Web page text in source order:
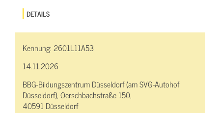
DETAILS
Kennung:2601L11A53
14.11.2026
BBG-Bildungszentrum Düsseldorf (am SVG-Autohof
Düsseldorf), Oerschbachstraße 150,
40591 Düsseldorf